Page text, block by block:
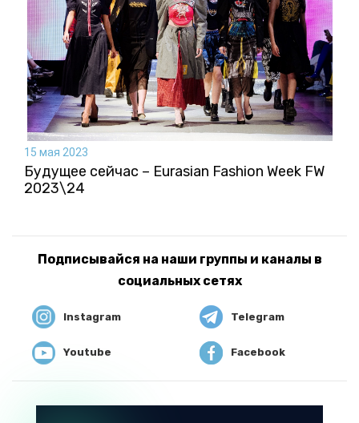
15 мая 2023
Будущее сейчас – Eurasian Fashion Week FW
2023\24
Подписывайся на наши группы и каналы в
социальных сетях
Instagram Telegram
Youtube Facebook